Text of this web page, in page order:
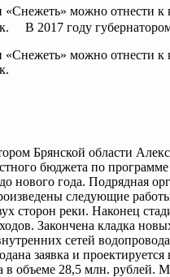
«Снежеть» можно отнести к
В 2017 году
«Снежеть» можно отнести к
Брянской области
бюджета по
нового года. Подрядная
следующие
сторон реки. Наконец
Закончена кладка
сетей
заявка и
в объеме 28,5 млн. рублей.